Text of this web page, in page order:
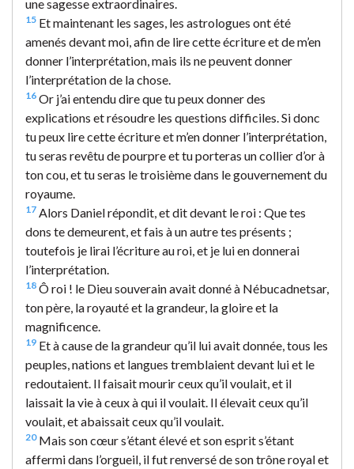
une sagesse extraordinaires.
15 Et maintenant les sages, les astrologues ont été
amenés devant moi, afin de lire cette écriture et de m’en
donner l’interprétation, mais ils ne peuvent donner
l’interprétation de la chose.
16 Or j’ai entendu dire que tu peux donner des
explications et résoudre les questions difficiles. Si donc
tu peux lire cette écriture et m’en donner l’interprétation,
tu seras revêtu de pourpre et tu porteras un collier d’or à
ton cou, et tu seras le troisième dans le gouvernement du
royaume.
17 Alors Daniel répondit, et dit devant le roi : Que tes
dons te demeurent, et fais à un autre tes présents ;
toutefois je lirai l’écriture au roi, et je lui en donnerai
l’interprétation.
18 Ô roi ! le Dieu souverain avait donné à Nébucadnetsar,
ton père, la royauté et la grandeur, la gloire et la
magnificence.
19 Et à cause de la grandeur qu’il lui avait donnée, tous les
peuples, nations et langues tremblaient devant lui et le
redoutaient. Il faisait mourir ceux qu’il voulait, et il
laissait la vie à ceux à qui il voulait. Il élevait ceux qu’il
voulait, et abaissait ceux qu’il voulait.
20Mais son cœur s’étant élevé et son esprit s’étant
affermi dans l’orgueil, il fut renversé de son trône royal et